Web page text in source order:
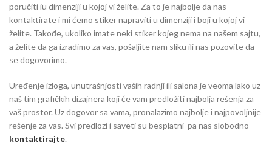
poručiti iu dimenziji u kojoj vi želite. Za to je najbolje da nas
kontaktirate i mi ćemo stiker napraviti u dimenziji i boji u kojoj vi
želite. Takođe, ukoliko imate neki stiker kojeg nema na našem sajtu,
a želite da ga izradimo za vas, pošaljite nam sliku ili nas pozovite da
se dogovorimo.
Uređenje izloga, unutrašnjosti vaših radnji ili salona je veoma lako uz
naš tim grafičkih dizajnera koji će vam predložiti najbolja rešenja za
vaš prostor. Uz dogovor sa vama, pronalazimo najbolje i najpovoljnije
rešenje za vas. Svi predlozi i saveti su besplatni pa nas slobodno
kontaktirajte.